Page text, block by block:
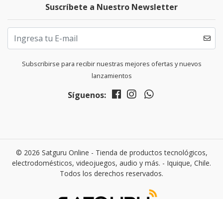
Suscríbete a Nuestro Newsletter
Subscribirse para recibir nuestras mejores ofertas y nuevos
lanzamientos
Síguenos:
© 2026 Satguru Online - Tienda de productos tecnológicos,
electrodomésticos, videojuegos, audio y más. - Iquique, Chile.
Todos los derechos reservados.